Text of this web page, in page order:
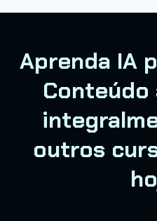
Aprenda IA
Conteúdo
outros